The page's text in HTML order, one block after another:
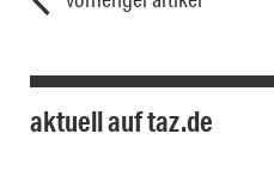
aktuell auf taz.de